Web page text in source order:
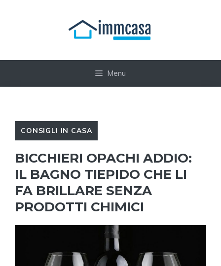
Menu
CONSIGLI IN CASA
BICCHIERI OPACHI ADDIO:
IL BAGNO TIEPIDO CHE LI
FA BRILLARE SENZA
PRODOTTI CHIMICI